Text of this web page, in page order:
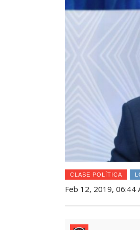
CLASE POLÍTICA
Feb 12, 2019, 06:44